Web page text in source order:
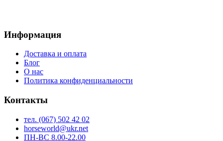
Информация
Доставка и оплата
Блог
О нас
Политика конфиденциальности
Контакты
тел. (067) 502 42 02
horseworld@ukr.net
ПН-ВС 8.00-22.00